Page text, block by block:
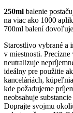
250ml balenie
na viac ako 1000
700ml balení
Starostlivo vybrané a
v miestnosti. Precízne
neutralizuje
ideálny pre použitie
kanceláriách,
kde požadujeme
neobsahuje
Doprajte svojmu